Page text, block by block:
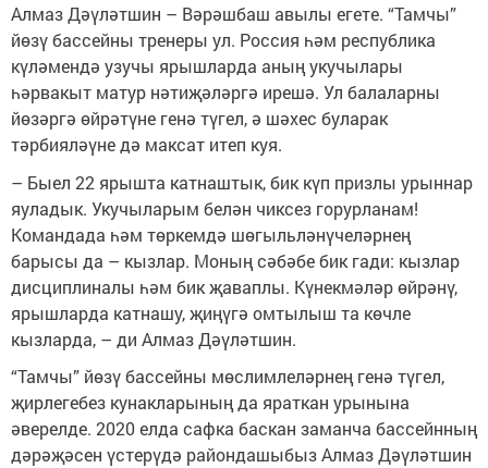
Алмаз Дәүләтшин – Вәрәшбаш авылы егете. “Тамчы”
йөзү бассейны тренеры ул. Россия һәм республика
күләмендә узучы ярышларда аның укучылары
һәрвакыт матур нәтиҗәләргә ирешә. Ул балаларны
йөзәргә өйрәтүне генә түгел, ә шәхес буларак
тәрбияләүне дә максат итеп куя.
– Быел 22 ярышта катнаштык, бик күп призлы урыннар
яуладык. Укучыларым белән чиксез горурланам!
Командада һәм төркемдә шөгыльләнүчеләрнең
барысы да – кызлар. Моның сәбәбе бик гади: кызлар
дисциплиналы һәм бик җаваплы. Күнекмәләр өйрәнү,
ярышларда катнашу, җиңүгә омтылыш та көчле
кызларда, – ди Алмаз Дәүләтшин.
“Тамчы” йөзү бассейны мөслимлеләрнең генә түгел,
җирлегебез кунакларының да яраткан урынына
әверелде. 2020 елда сафка баскан заманча бассейнның
дәрәҗәсен үстерүдә райондашыбыз Алмаз Дәүләтшин